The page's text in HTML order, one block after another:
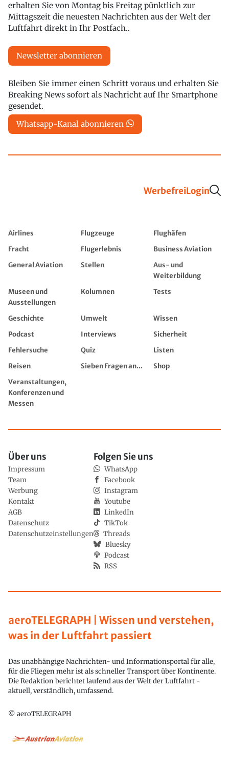
erhalten Sie von Montag bis Freitag pünktlich zur
Mittagszeit die neuesten Nachrichten aus der Welt der
Luftfahrt direkt in Ihr Postfach..
Newsletter abonnieren
Bleiben Sie immer einen Schritt voraus und erhalten Sie
Breaking News sofort als Nachricht auf Ihr Smartphone
gesendet.
Whatsapp-Kanal abonnieren
WerbefreiLogin
Airlines Flugzeuge
Flughäfen
Fracht
Flugerlebnis
Business Aviation
General Aviation
Stellen
Aus- und
Weiterbildung
Museen und
Ausstellungen
Kolumnen Tests
Geschichte Umwelt
Wissen
Podcast
Interviews
Sicherheit
Fehlersuche
Quiz
Listen
Reisen
Sieben Fragen an...
Shop
Veranstaltungen,
Konferenzen und
Messen
aeroTELEGRAPH | Wissen und verstehen,
was in der Luftfahrt passiert
Das unabhängige Nachrichten- und Informationsportal für alle,
für die Fliegen mehr ist als schneller Transport über Kontinente.
Die Redaktion berichtet laufend aus der Welt der Luftfahrt -
aktuell, verständlich, umfassend.
© aeroTELEGRAPH
Über uns
Impressum
Team
Werbung
Kontakt
AGB
Datenschutz
Datenschutzeinstellungen
Folgen Sie uns
WhatsApp
Facebook
Instagram
Youtube
LinkedIn
TikTok
Threads
Bluesky
Podcast
RSS